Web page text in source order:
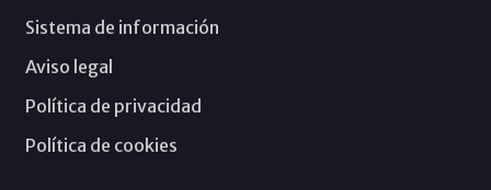
Sistema de información
Aviso legal
Política de privacidad
Política de cookies